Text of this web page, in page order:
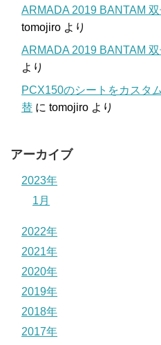
ARMADA 2019 BANTAM
tomojiro より
ARMADA 2019 BANTAM
より
PCX150のシートをカスタ
替 に tomojiro より
アーカイブ
2023年
1月
2022年
2021年
2020年
2019年
2018年
2017年